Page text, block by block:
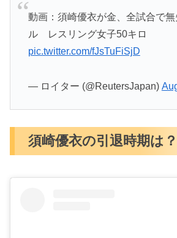
動画：須崎優衣が金、全試合で
ル レスリング女子50キロ
pic.twitter.com/fJsTuFiSjD
— ロイター (@ReutersJapan)
須崎優衣の引退時期は？